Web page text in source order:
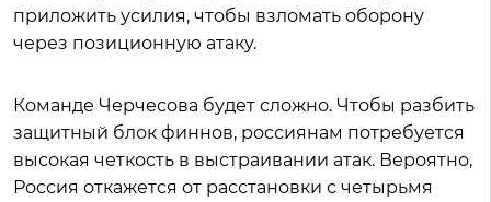
приложить усилия, чтобы взломать оборону
через позиционную атаку.
Команде Черчесова будет сложно. Чтобы разбить
защитный блок финнов, россиянам потребуется
высокая четкость в выстраивании атак. Вероятно,
Россия откажется от расстановки с четырьмя